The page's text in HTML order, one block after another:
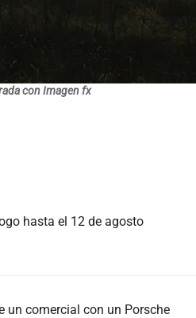
con Imagen fx
hasta el 12 de agosto
un comercial con un Porsche